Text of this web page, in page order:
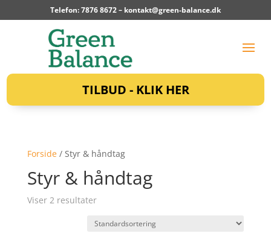
Telefon: 7876 8672 – kontakt@green-balance.dk
TILBUD - KLIK HER
Forside/ Styr & håndtag
Styr & håndtag
Viser 2 resultater